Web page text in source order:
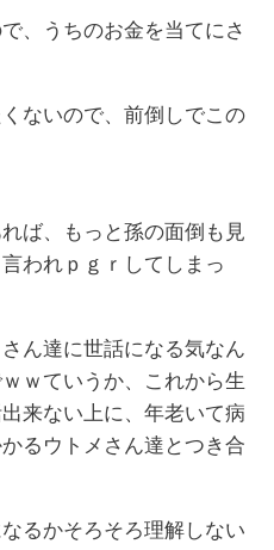
、うちのお金を当てにさ
ないので、前倒しでこの
ば、もっと孫の面倒も見
われｐｇｒしてしまっ
ん達に世話になる気なん
ｗていうか、これから生
来ない上に、年老いて病
るウトメさん達とつき合
るかそろそろ理解しない